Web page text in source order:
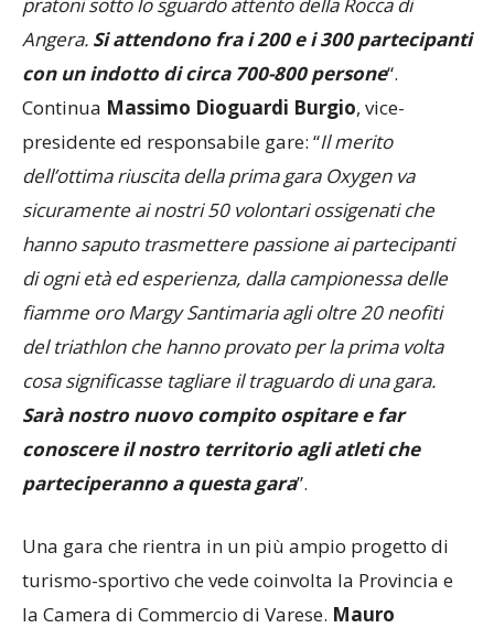
Angera. Si attendono fra i 200 e i 300 partecipanti
con un indotto di circa 700-800 persone“.
Continua Massimo Dioguardi Burgio, vice-
presidente ed responsabile gare: “Il merito
dell’ottima riuscita della prima gara Oxygen va
sicuramente ai nostri 50 volontari ossigenati che
hanno saputo trasmettere passione ai partecipanti
di ogni età ed esperienza, dalla campionessa delle
fiamme oro Margy Santimaria agli oltre 20 neofiti
del triathlon che hanno provato per la prima volta
cosa significasse tagliare il traguardo di una gara.
Sarà nostro nuovo compito ospitare e far
conoscere il nostro territorio agli atleti che
parteciperanno a questa gara”.
Una gara che rientra in un più ampio progetto di
turismo-sportivo che vede coinvolta la Provincia e
la Camera di Commercio di Varese. Mauro